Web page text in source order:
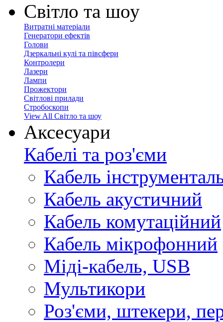
Світло та шоу
Витратні матеріали
Генератори ефектів
Голови
Дзеркальні кулі та півсфери
Контролери
Лазери
Лампи
Прожектори
Світлові прилади
Стробоскопи
View All Світло та шоу
Аксесуари
Кабелі та роз'єми
Кабель
Кабель акустичний
Кабель комутаційний
Кабель мікрофонний
Міді-кабель, USB
Мультикори
Роз'єми, штекери,